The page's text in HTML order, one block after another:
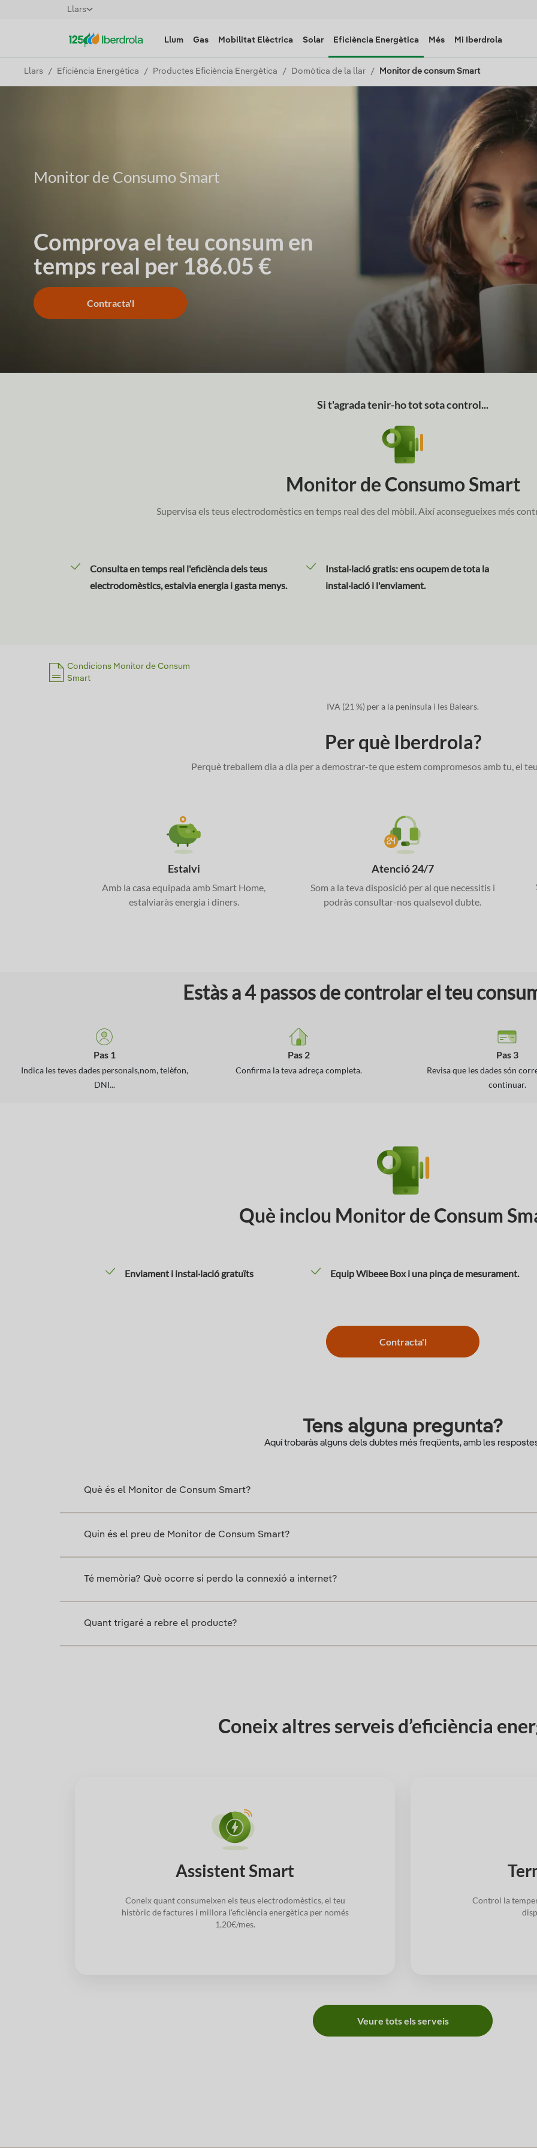
Llars
Llum Gas Mobilitat Elèctrica Solar Eficiència Energètica Més Mi Iberdrola
Llars Eficiència Energètica Productes Eficiència Energètica Domòtica de la llar Monitor de consum Smart
Monitor de Consumo Smart
Comprova el teu consum en
temps real per 186.05 €
Contracta'l
Si t'agrada tenir-ho tot sota control...
Monitor de Consumo Smart
Supervisa els teus electrodomèstics en temps real des del mòbil. Així aconsegueixes més
Consulta en temps real l'eficiència dels teus
electrodomèstics, estalvia energia i gasta menys.
Instal·lació gratis: ens ocupem de tota la
instal·lació i l'enviament.
Condicions Monitor de Consum
Smart
IVA (21 %) per a la península i les Balears.
Per què Iberdrola?
Perquè treballem dia a dia per a demostrar-te que estem compromesos amb tu, el
Estalvi
Amb la casa equipada amb Smart Home,
estalviaràs energia i diners.
Atenció 24/7
Som a la teva disposició per al que necessitis i
podràs consultar-nos qualsevol dubte.
Estàs a 4 passos de controlar el teu
Pas 1
Indica les teves dades personals,nom, telèfon,
DNI...
Pas 2
Confirma la teva adreça completa.
Pas 3
Revisa que les dades són
continuar.
Què inclou Monitor de Consum
Enviament i instal·lació gratuïts Equip Wibeee Box i una pinça de mesurament.
Contracta'l
Tens alguna pregunta?
Aquí trobaràs alguns dels dubtes més freqüents, amb les
Què és el Monitor de Consum Smart?
Quin és el preu de Monitor de Consum Smart?
Té memòria? Què ocorre si perdo la connexió a internet?
Quant trigaré a rebre el producte?
Coneix altres serveis d’eficiència
Assistent Smart
Coneix quant consumeixen els teus electrodomèstics, el teu
històric de factures i millora l'eficiència energètica per només
1,20€/mes.
Control la
Veure tots els serveis